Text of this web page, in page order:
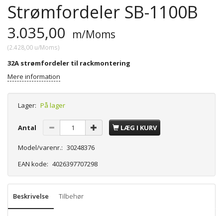
Strømfordeler SB-1100B
3.035,00 m/Moms
(2.428,00 u/Moms)
32A strømfordeler til rackmontering
Mere information
Lager: På lager
Antal LÆG I KURV
Model/varenr.: 30248376
EAN kode: 4026397707298
Beskrivelse Tilbehør